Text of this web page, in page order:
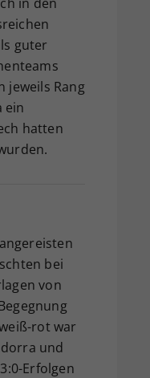
guter
jeweils Rang
ein
hatten
bei
von
rot war
und
Erfolgen